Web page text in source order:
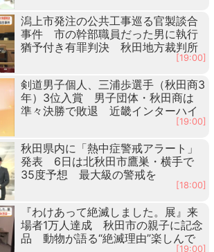
潟上市発注の公共工事巡る官製談合
事件 市の幹部職員だった男に執行
猶予付き有罪判決 秋田地方裁判所
[19:00]
剣道男子個人、三浦歩選手（秋田商3
年）3位入賞 男子団体・秋田商は
準々決勝で敗退 近畿インターハイ
[19:00]
秋田県内に「熱中症警戒アラート」
発表 6日は北秋田市鷹巣・横手で
35度予想 最大級の警戒を
[18:00]
『わけあって絶滅しました。展』来
場者1万人達成 秋田市の親子に記念
品 動物が語る“絶滅理由”楽しんで
[19:00]